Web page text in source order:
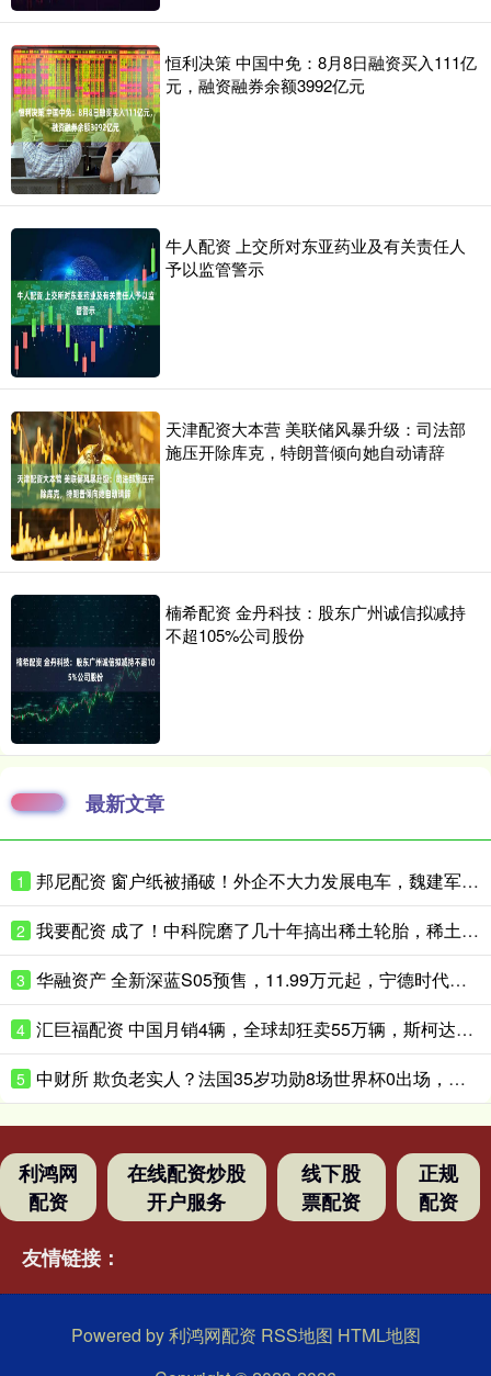
恒利决策 中国中免：8月8日融资买入111亿
元，融资融券余额3992亿元
牛人配资 上交所对东亚药业及有关责任人
予以监管警示
天津配资大本营 美联储风暴升级：司法部
施压开除库克，特朗普倾向她自动请辞
楠希配资 金丹科技：股东广州诚信拟减持
不超105%公司股份
最新文章
1 邦尼配资 窗户纸被捅破！外企不大力发展电车，魏建军：能力足够，缺少转型动力
2 我要配资 成了！中科院磨了几十年搞出稀土轮胎，稀土塞进轮胎里竟这么耐造
3 华融资产 全新深蓝S05预售，11.99万元起，宁德时代电池+620km续航
4 汇巨福配资 中国月销4辆，全球却狂卖55万辆，斯柯达退出中国反而混得更好了？
5 中财所 欺负老实人？法国35岁功勋8场世界杯0出场，季军战后德尚摸头安慰
利鸿网
配资
在线配资炒股
开户服务
线下股
票配资
正规
配资
友情链接：
Powered by利鸿网配资 RSS地图 HTML地图